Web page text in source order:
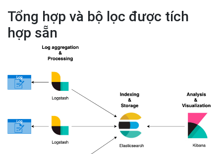
Tổng hợp và bộ lọc được tích
hợp sẵn